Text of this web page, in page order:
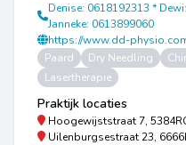
Denise: 0618192313 *
Janneke: 0613899060
https://www.dd-
Paard
Dry Needling
Lasertherapie
Praktijk locaties
Hoogewijststraat 7,
Uilenburgsestraat 23,